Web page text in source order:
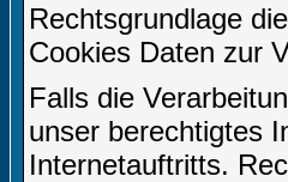
Rechtsgrundlage
Cookies Daten zur
Falls die
unser berechtigtes
Internetauftritts.